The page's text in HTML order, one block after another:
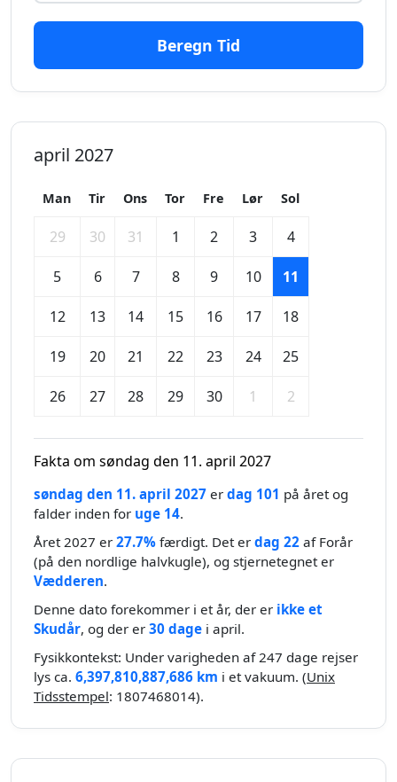
Beregn Tid
april 2027
Man Tir Ons Tor Fre Lør Sol
29 30 31 1 2 3 4
5 6 7 8 9 10 11
12 13 14 15 16 17 18
19 20 21 22 23 24 25
26 27 28 29 30 1 2
Fakta om søndag den 11. april 2027
søndag den 11. april 2027 er dag 101 på året og
falder inden for uge 14.
Året 2027 er 27.7% færdigt. Det er dag 22 af Forår
(på den nordlige halvkugle), og stjernetegnet er
Vædderen.
Denne dato forekommer i et år, der er ikke et
Skudår, og der er 30 dage i april.
Fysikkontekst: Under varigheden af 247 dage rejser
lys ca. 6,397,810,887,686 km i et vakuum. (Unix
Tidsstempel: 1807468014).